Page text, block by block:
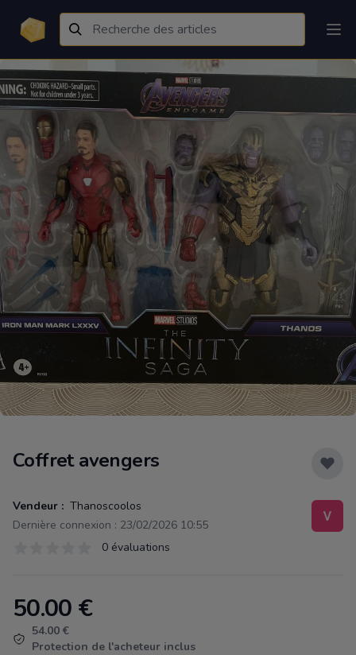
Coffret avengers
Vendeur : Thanoscoolos
Dernière connexion : 23/02/2026 10:55
0 évaluations
Product information
50.00 €
54.00 €
Protection de l'acheteur inclus